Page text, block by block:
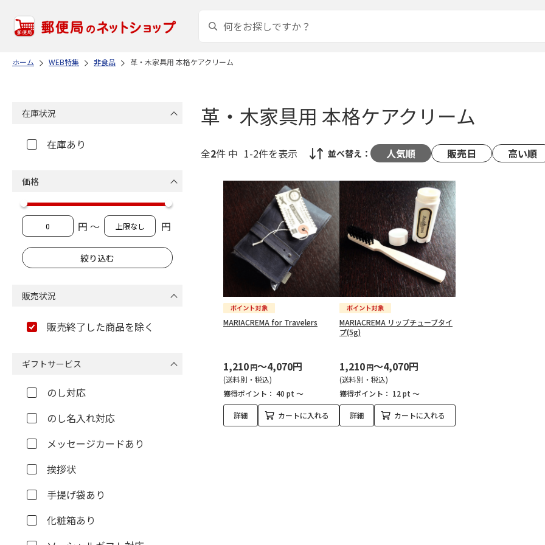
ホーム WEB特集 非食品 革・木家具用 本格ケアクリーム
革・木家具用 本格ケアクリーム
全2件 中 1-2件を表示 並べ替え： 人気順 販売日 高い順
MARIACREMA for Travelers
1,210円～4,070円
(送料別・税込)
獲得ポイント： 40 pt ～
詳細 カートに入れる
MARIACREMA リップチューブタイ
プ(5g)
1,210円～4,070円
(送料別・税込)
獲得ポイント： 12 pt ～
詳細 カートに入れる
在庫状況
在庫あり
価格
円 ～ 円
販売状況
販売終了した商品を除く
ギフトサービス
のし対応
のし名入れ対応
メッセージカードあり
挨拶状
手提げ袋あり
化粧箱あり